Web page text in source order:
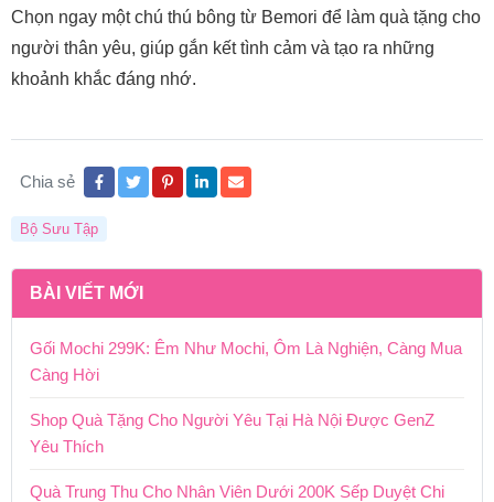
Chọn ngay một chú thú bông từ Bemori để làm quà tặng cho
người thân yêu, giúp gắn kết tình cảm và tạo ra những
khoảnh khắc đáng nhớ.
Chia sẻ
Bộ Sưu Tập
BÀI VIẾT MỚI
Gối Mochi 299K: Êm Như Mochi, Ôm Là Nghiện, Càng Mua
Càng Hời
Shop Quà Tặng Cho Người Yêu Tại Hà Nội Được GenZ
Yêu Thích
Quà Trung Thu Cho Nhân Viên Dưới 200K Sếp Duyệt Chi